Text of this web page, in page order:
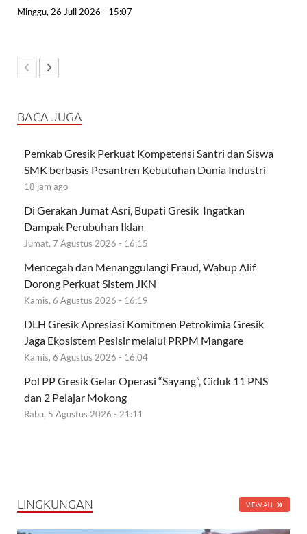
Minggu, 26 Juli 2026 - 15:07
BACA JUGA
Pemkab Gresik Perkuat Kompetensi Santri dan Siswa
SMK berbasis Pesantren Kebutuhan Dunia Industri
18 jam ago
Di Gerakan Jumat Asri, Bupati Gresik Ingatkan
Dampak Perubuhan Iklan
Jumat, 7 Agustus 2026 - 16:15
Mencegah dan Menanggulangi Fraud, Wabup Alif
Dorong Perkuat Sistem JKN
Kamis, 6 Agustus 2026 - 16:19
DLH Gresik Apresiasi Komitmen Petrokimia Gresik
Jaga Ekosistem Pesisir melalui PRPM Mangare
Kamis, 6 Agustus 2026 - 16:04
Pol PP Gresik Gelar Operasi “Sayang”, Ciduk 11 PNS
dan 2 Pelajar Mokong
Rabu, 5 Agustus 2026 - 21:11
LINGKUNGAN VIEW ALL